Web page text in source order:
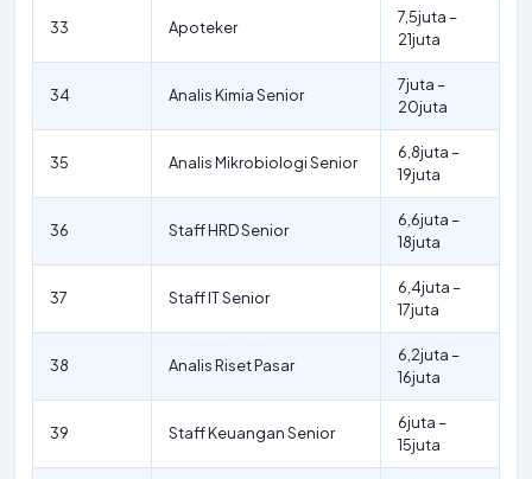
33 Apoteker
7,5juta –
21juta
34 Analis Kimia Senior
7juta –
20juta
35 Analis Mikrobiologi Senior
6,8juta –
19juta
36 Staff HRD Senior
6,6juta –
18juta
37 Staff IT Senior
6,4juta –
17juta
38 Analis Riset Pasar
6,2juta –
16juta
39 Staff Keuangan Senior
6juta –
15juta